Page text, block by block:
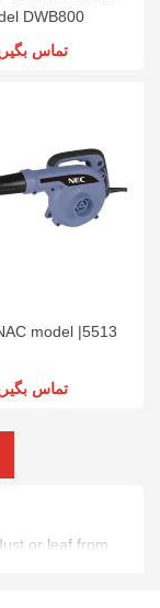
DWB800
تماس
model |5513
تماس
or leaf from